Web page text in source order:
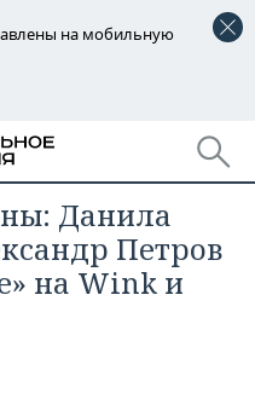
на мобильную
Данила
Петров
на Wink и